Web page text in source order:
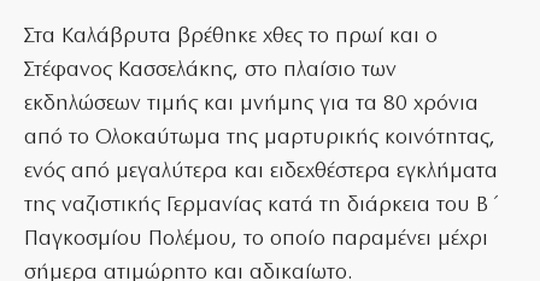
Στα Καλάβρυτα βρέθηκε χθες το πρωί και ο
Στέφανος Κασσελάκης, στο πλαίσιο των
εκδηλώσεων τιμής και μνήμης για τα 80 χρόνια
από το Ολοκαύτωμα της μαρτυρικής κοινότητας,
ενός από μεγαλύτερα και ειδεχθέστερα εγκλήματα
της ναζιστικής Γερμανίας κατά τη διάρκεια του Β΄
Παγκοσμίου Πολέμου, το οποίο παραμένει μέχρι
σήμερα ατιμώρητο και αδικαίωτο.